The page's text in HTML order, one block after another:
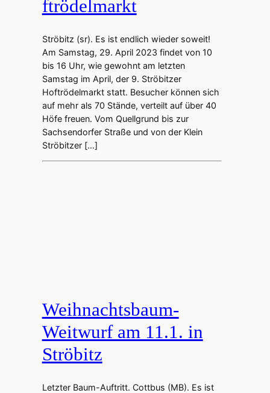
ftrödelmarkt
Ströbitz (sr). Es ist endlich wieder soweit!
Am Samstag, 29. April 2023 findet von 10
bis 16 Uhr, wie gewohnt am letzten
Samstag im April, der 9. Ströbitzer
Hoftrödelmarkt statt. Besucher können sich
auf mehr als 70 Stände, verteilt auf über 40
Höfe freuen. Vom Quellgrund bis zur
Sachsendorfer Straße und von der Klein
Ströbitzer […]
Weihnachtsbaum-
Weitwurf am 11.1. in
Ströbitz
Letzter Baum-Auftritt. Cottbus (MB). Es ist